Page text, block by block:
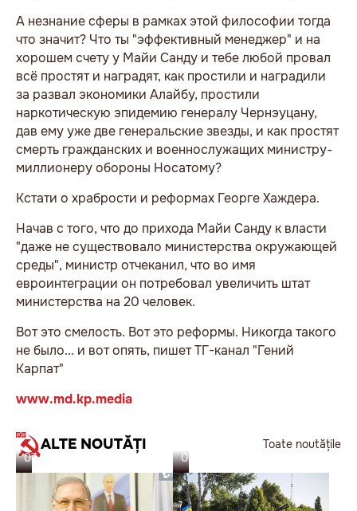
А незнание сферы в рамках этой философии тогда
что значит? Что ты "эффективный менеджер" и на
хорошем счету у Майи Санду и тебе любой провал
всё простят и наградят, как простили и наградили
за развал экономики Алайбу, простили
наркотическую эпидемию генералу Чернэуцану,
дав ему уже две генеральские звезды, и как простят
смерть гражданских и военнослужащих министру-
миллионеру обороны Носатому?
Кстати о храбрости и реформах Георге Хаждера.
Начав с того, что до прихода Майи Санду к власти
"даже не существовало министерства окружающей
среды", министр отчеканил, что во имя
евроинтеграции он потребовал увеличить штат
министерства на 20 человек.
Вот это смелость. Вот это реформы. Никогда такого
не было... и вот опять, пишет ТГ-канал "Гений
Карпат"
www.md.kp.media
ALTE NOUTĂȚI
Toate noutățile
07.08.26
06.08.26